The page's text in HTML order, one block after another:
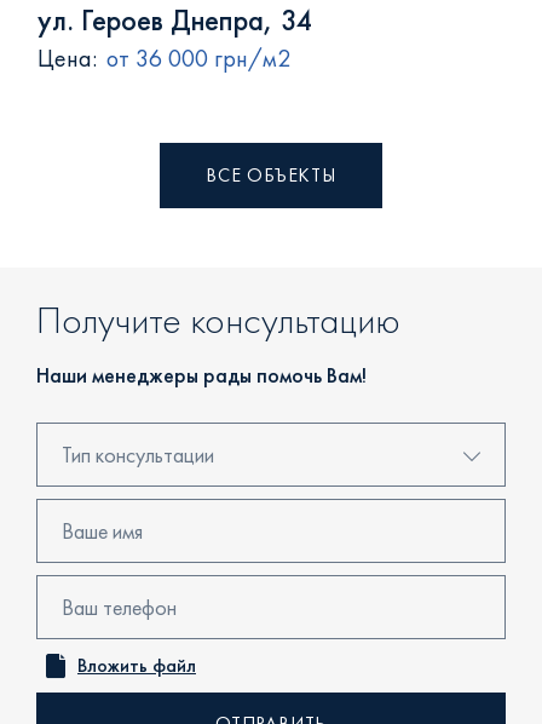
ул. Героев Днепра, 34
Цена: от 36 000 грн/м2
ВСЕ ОБЪЕКТЫ
Получите консультацию
Наши менеджеры рады помочь Вам!
Тип консультации
Бронирование
Онлайн консультация
Вложить файл